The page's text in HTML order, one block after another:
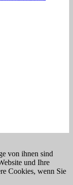
von ihnen sind
und Ihre
Cookies, wenn Sie